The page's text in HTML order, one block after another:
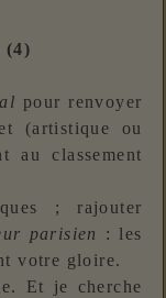
(4)
pour renvoyer
(artistique ou
au classement
; rajouter
parisien
: les
votre gloire.
Et je cherche